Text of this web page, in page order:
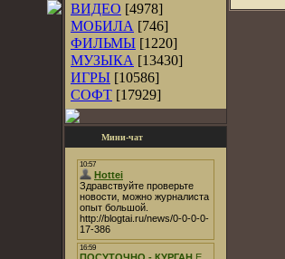
ВИДЕО [4978]
МОБИЛА [746]
ФИЛЬМЫ [1220]
МУЗЫКА [13430]
ИГРЫ [10586]
СОФТ [17929]
Мини-чат